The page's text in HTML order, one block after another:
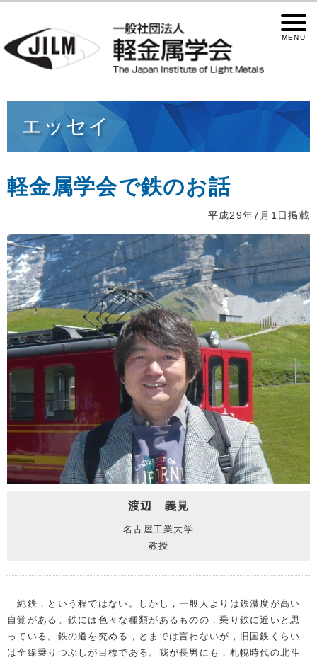
エッセイ
軽金属学会で鉄のお話
平成29年7月1日掲載
渡辺 義見
名古屋工業大学
教授
純鉄，という程ではない。しかし，一般人よりは鉄濃度が高い
自覚がある。鉄には色々な種類があるものの，乗り鉄に近いと思
っている。鉄の道を究める，とまでは言わないが，旧国鉄くらい
は全線乗りつぶしが目標である。我が長男にも，札幌時代の北斗